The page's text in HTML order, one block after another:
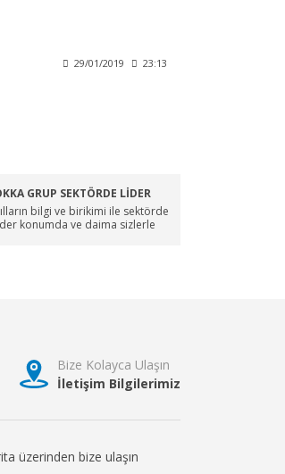
29/01/2019 23:13
GRUP SEKTÖRDE LİDER
bilgi ve birikimi ile sektörde
konumda ve daima sizlerle
Bize Kolayca Ulaşın
İletişim Bilgilerimiz
üzerinden bize ulaşın